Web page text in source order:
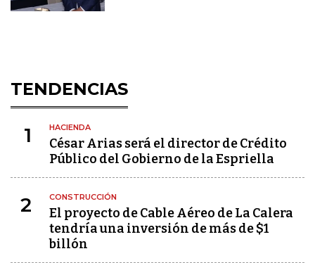
TENDENCIAS
1 HACIENDA
César Arias será el director de Crédito
Público del Gobierno de la Espriella
2 CONSTRUCCIÓN
El proyecto de Cable Aéreo de La Calera
tendría una inversión de más de $1
billón